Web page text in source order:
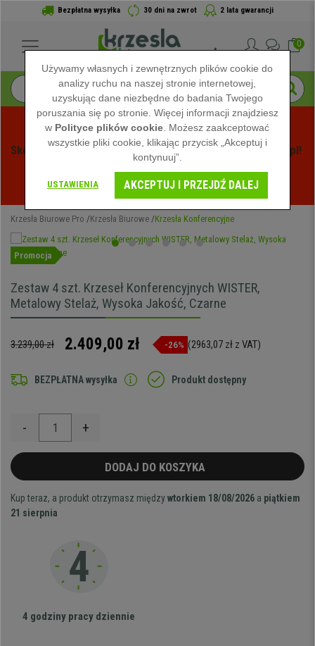
Bezpłatna wysyłka 30 dni na zwrot 2 lata gwarancji
0
Skorzystaj z Letnich Wyprzedaży na Krzeslabiurowepro.pl!
Zobacz oferty -
Krzesła Biurowe Pro Krzesła Biurowe Krzesła Konferencyjne
Promocja
Zestaw 4 szt. Krzeseł Konferencyjnych WISTER,
Metalowy Stelaż, Wysoka Jakość, Czarne
3.239,00 zł 2.409,00 zł -26% (2963,07 zł z VAT)
BEZPŁATNA wysyłka Produkt dostępny
- +
DODAJ DO KOSZYKA
Kup teraz, a produkt otrzymasz międzywtorkiem 18/08/2026 a piątkiem
21 sierpnia
4 godziny pracy dziennie
Używamy własnych i zewnętrznych plików cookie do
analizy ruchu na naszej stronie internetowej,
uzyskując dane niezbędne do badania Twojego
poruszania się po stronie. Więcej informacji znajdziesz
w Polityce plików cookie . Możesz zaakceptować
wszystkie pliki cookie, klikając przycisk „Akceptuj i
kontynuuj”.
USTAWIENIA AKCEPTUJ I PRZEJDŹ DALEJ